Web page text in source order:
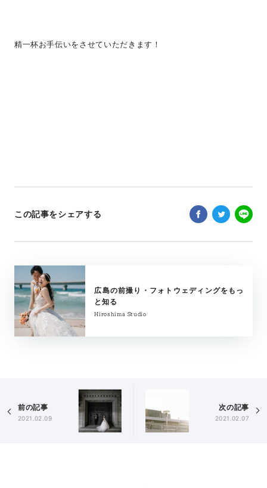
精一杯お手伝いをさせていただきます！
この記事をシェアする
広島の前撮り・フォトウェディングをもっ
と知る
Hiroshima Studio
前の記事
2021.02.09
次の記事
2021.02.07